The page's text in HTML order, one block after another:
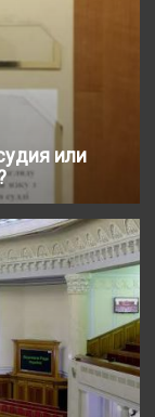
или